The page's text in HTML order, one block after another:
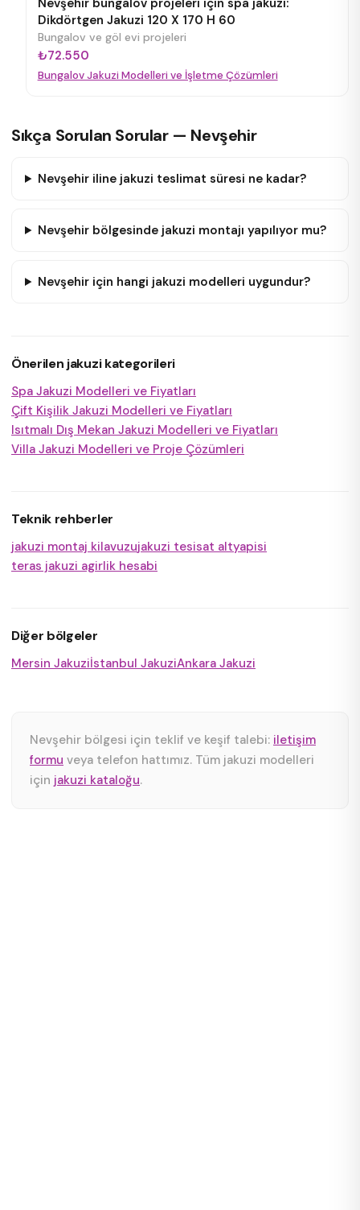
Nevşehir bungalov projeleri için spa jakuzi:
Dikdörtgen Jakuzi 120 X 170 H 60
Bungalov ve göl evi projeleri
₺72.550
Bungalov Jakuzi Modelleri ve İşletme Çözümleri
Sıkça Sorulan Sorular — Nevşehir
Nevşehir iline jakuzi teslimat süresi ne kadar?
Nevşehir bölgesinde jakuzi montajı yapılıyor mu?
Nevşehir için hangi jakuzi modelleri uygundur?
Önerilen jakuzi kategorileri
Spa Jakuzi Modelleri ve Fiyatları
Çift Kişilik Jakuzi Modelleri ve Fiyatları
Isıtmalı Dış Mekan Jakuzi Modelleri ve Fiyatları
Villa Jakuzi Modelleri ve Proje Çözümleri
Teknik rehberler
jakuzi montaj kilavuzujakuzi tesisat altyapisi
teras jakuzi agirlik hesabi
Diğer bölgeler
Mersin Jakuziİstanbul JakuziAnkara Jakuzi
Nevşehir bölgesi için teklif ve keşif talebi: iletişim
formu veya telefon hattımız. Tüm jakuzi modelleri
için jakuzi kataloğu.